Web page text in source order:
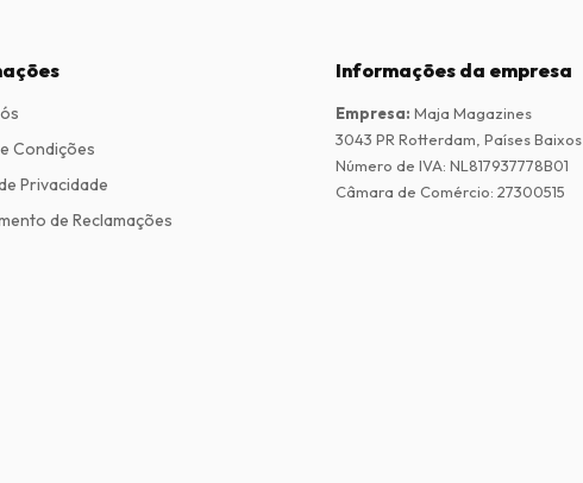
Condições
Privacidade
de Reclamações
Informações da empresa
Empresa: Maja Magazines
3043 PR Rotterdam, Países Baixos
Número de IVA: NL817937778B01
Câmara de Comércio: 27300515